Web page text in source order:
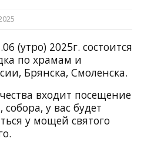
(утро) 2025г. состоится
по храмам и
Брянска, Смоленска.
входит посещение
у вас будет
у мощей святого